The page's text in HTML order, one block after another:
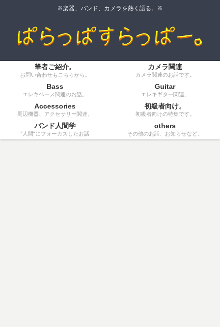
※楽器、バンド、カメラを熱く語る。※
筆者ご紹介。
お問い合わせもこちらから。
カメラ関連
カメラ関連のお話です。
Bass
エレキベース関連のお話。
Guitar
エレキギター関連。
Accessories
周辺機器、アクセサリー関連。
初級者向け。
初級者向けの特集です。
バンド人間学
”人間”にフォーカスしたお話
others
その他のお話、お知らせなど。